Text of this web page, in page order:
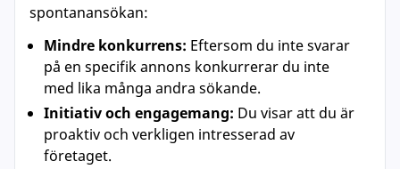
spontanansökan:
Mindre konkurrens: Eftersom du inte svarar
på en specifik annons konkurrerar du inte
med lika många andra sökande.
Initiativ och engagemang: Du visar att du är
proaktiv och verkligen intresserad av
företaget.